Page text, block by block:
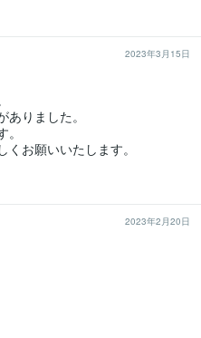
2023年3月15日
りました。
お願いいたします。
2023年2月20日